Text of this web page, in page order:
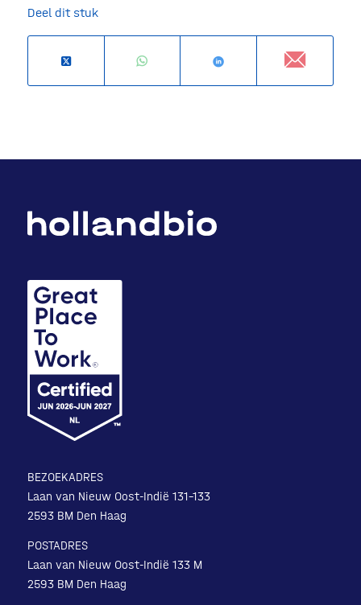
Deel dit stuk
BEZOEKADRES
Laan van Nieuw Oost-Indië 131-133
2593 BM Den Haag
POSTADRES
Laan van Nieuw Oost-Indië 133 M
2593 BM Den Haag